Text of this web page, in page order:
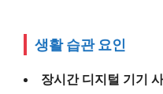
생활 습관 요인
장시간 디지털 기기